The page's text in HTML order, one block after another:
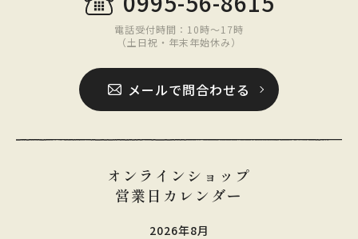
電話受付時間：10時〜17時
（土日祝・年末年始休み）
メールで問合わせる
オンラインショップ
営業日カレンダー
2026年8月